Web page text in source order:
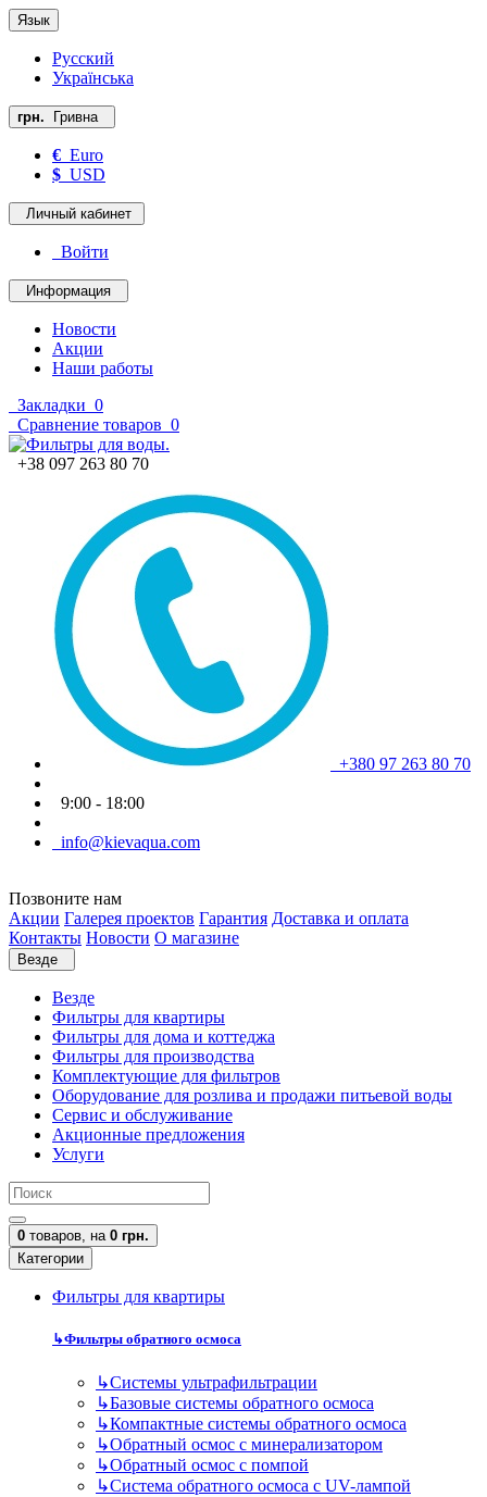
Язык
Русский
Українська
грн. Гривна
€ Euro
$ USD
Личный кабинет
Войти
Информация
Новости
Акции
Наши работы
Закладки 0
Сравнение товаров 0
+38 097 263 80 70
+380 97 263 80 70
9:00 - 18:00
info@kievaqua.com
Позвоните нам
Акции Галерея проектов Гарантия Доставка и оплата
Контакты Новости О магазине
Везде
Везде
Фильтры для квартиры
Фильтры для дома и коттеджа
Фильтры для производства
Комплектующие для фильтров
Оборудование для розлива и продажи питьевой воды
Сервис и обслуживание
Акционные предложения
Услуги
0 товаров, на 0 грн.
Категории
Фильтры для квартиры
↳Фильтры обратного осмоса
↳Cистемы ультрафильтрации
↳Базовые системы обратного осмоса
↳Компактные системы обратного осмоса
↳Обратный осмос с минерализатором
↳Обратный осмос с помпой
↳Система обратного осмоса с UV-лампой